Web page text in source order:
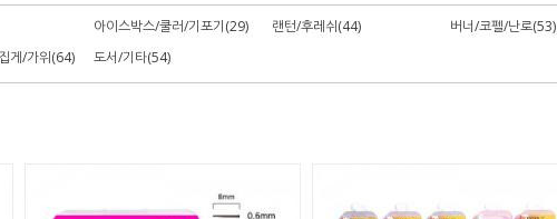
아이스박스/쿨러/기포기(29) 랜턴/후레쉬(44) 버너/코펠/난로(53)
게/가위(64) 도서/기타(54)